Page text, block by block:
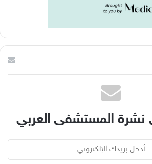
المستشفى العربي